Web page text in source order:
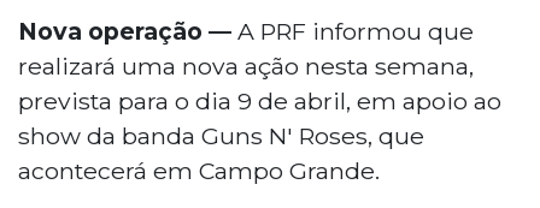
Nova operação — A PRF informou que
realizará uma nova ação nesta semana,
prevista para o dia 9 de abril, em apoio ao
show da banda Guns N' Roses, que
acontecerá em Campo Grande.